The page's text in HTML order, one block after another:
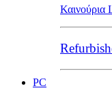
Καινούρια
PC